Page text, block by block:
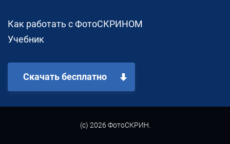
Как работать c ФотоСКРИНОМ
Учебник
Скачать бесплатно
(с) 2026 ФотоСКРИН.